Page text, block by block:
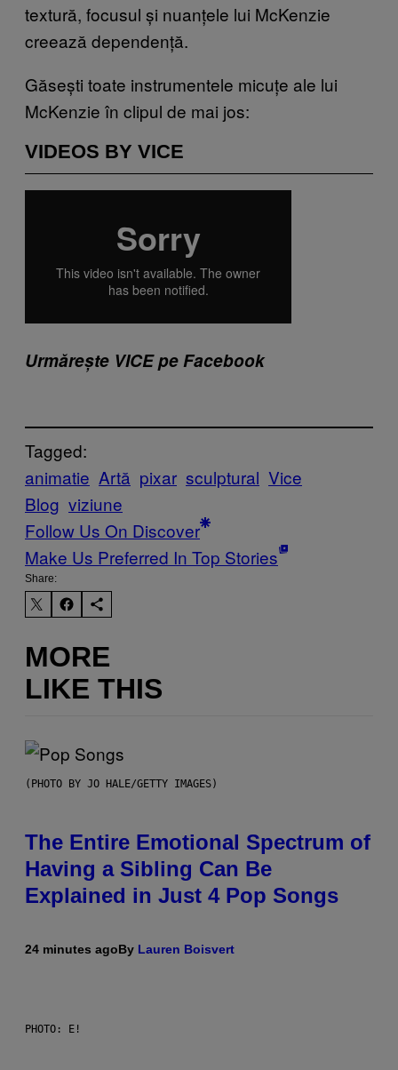
textură, focusul și nuanțele lui McKenzie
creează dependență.
Găsești toate instrumentele micuțe ale lui
McKenzie în clipul de mai jos:
VIDEOS BY VICE
Urmărește VICE pe Facebook
Tagged:
animatie Artă pixar sculptural Vice
Blog viziune
Follow Us On Discover
Make Us Preferred In Top Stories
Share:
MORE
LIKE THIS
(PHOTO BY JO HALE/GETTY IMAGES)
The Entire Emotional Spectrum of
Having a Sibling Can Be
Explained in Just 4 Pop Songs
24 minutes agoBy Lauren Boisvert
PHOTO: E!